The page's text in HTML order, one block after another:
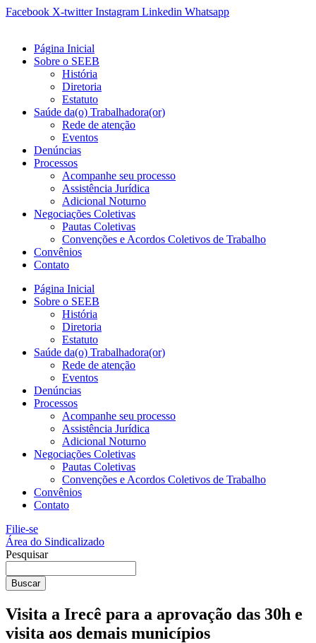
Ir
conteúdo
Facebook X-twitter Instagram Linkedin Whatsapp
Página Inicial
Sobre o SEEB
História
Diretoria
Estatuto
Saúde da(o) Trabalhadora(or)
Rede de atenção
Eventos
Denúncias
Processos
Acompanhe seu processo
Assistência Jurídica
Adicional Noturno
Negociações Coletivas
Pautas Coletivas
Convenções e Acordos Coletivos de Trabalho
Convênios
Contato
Página Inicial
Sobre o SEEB
História
Diretoria
Estatuto
Saúde da(o) Trabalhadora(or)
Rede de atenção
Eventos
Denúncias
Processos
Acompanhe seu processo
Assistência Jurídica
Adicional Noturno
Negociações Coletivas
Pautas Coletivas
Convenções e Acordos Coletivos de Trabalho
Convênios
Contato
Filie-se
Área do Sindicalizado
Pesquisar
Buscar
Visita a Irecê para a aprovação das 30h e
visita aos demais municípios